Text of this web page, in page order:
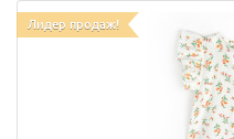
Лидер продаж!